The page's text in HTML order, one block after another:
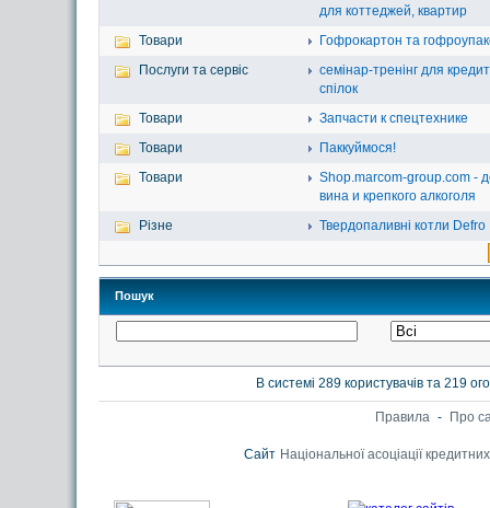
для коттеджей, квартир
Товари
Гофрокартон та
Послуги та сервіс
семінар-тренінг для
спілок
Товари
Запчасти к спецтехнике
Товари
Паккуймося!
Товари
Shop.marcom-group.com -
вина и крепкого алкоголя
Різне
Твердопаливні котли Defro
Пошук
В системі 289 користувачів та 219
Правила - Про
Сайт Національної асоціації